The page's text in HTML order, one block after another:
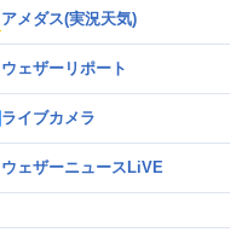
アメダス(実況天気)
ウェザーリポート
ライブカメラ
ウェザーニュースLiVE